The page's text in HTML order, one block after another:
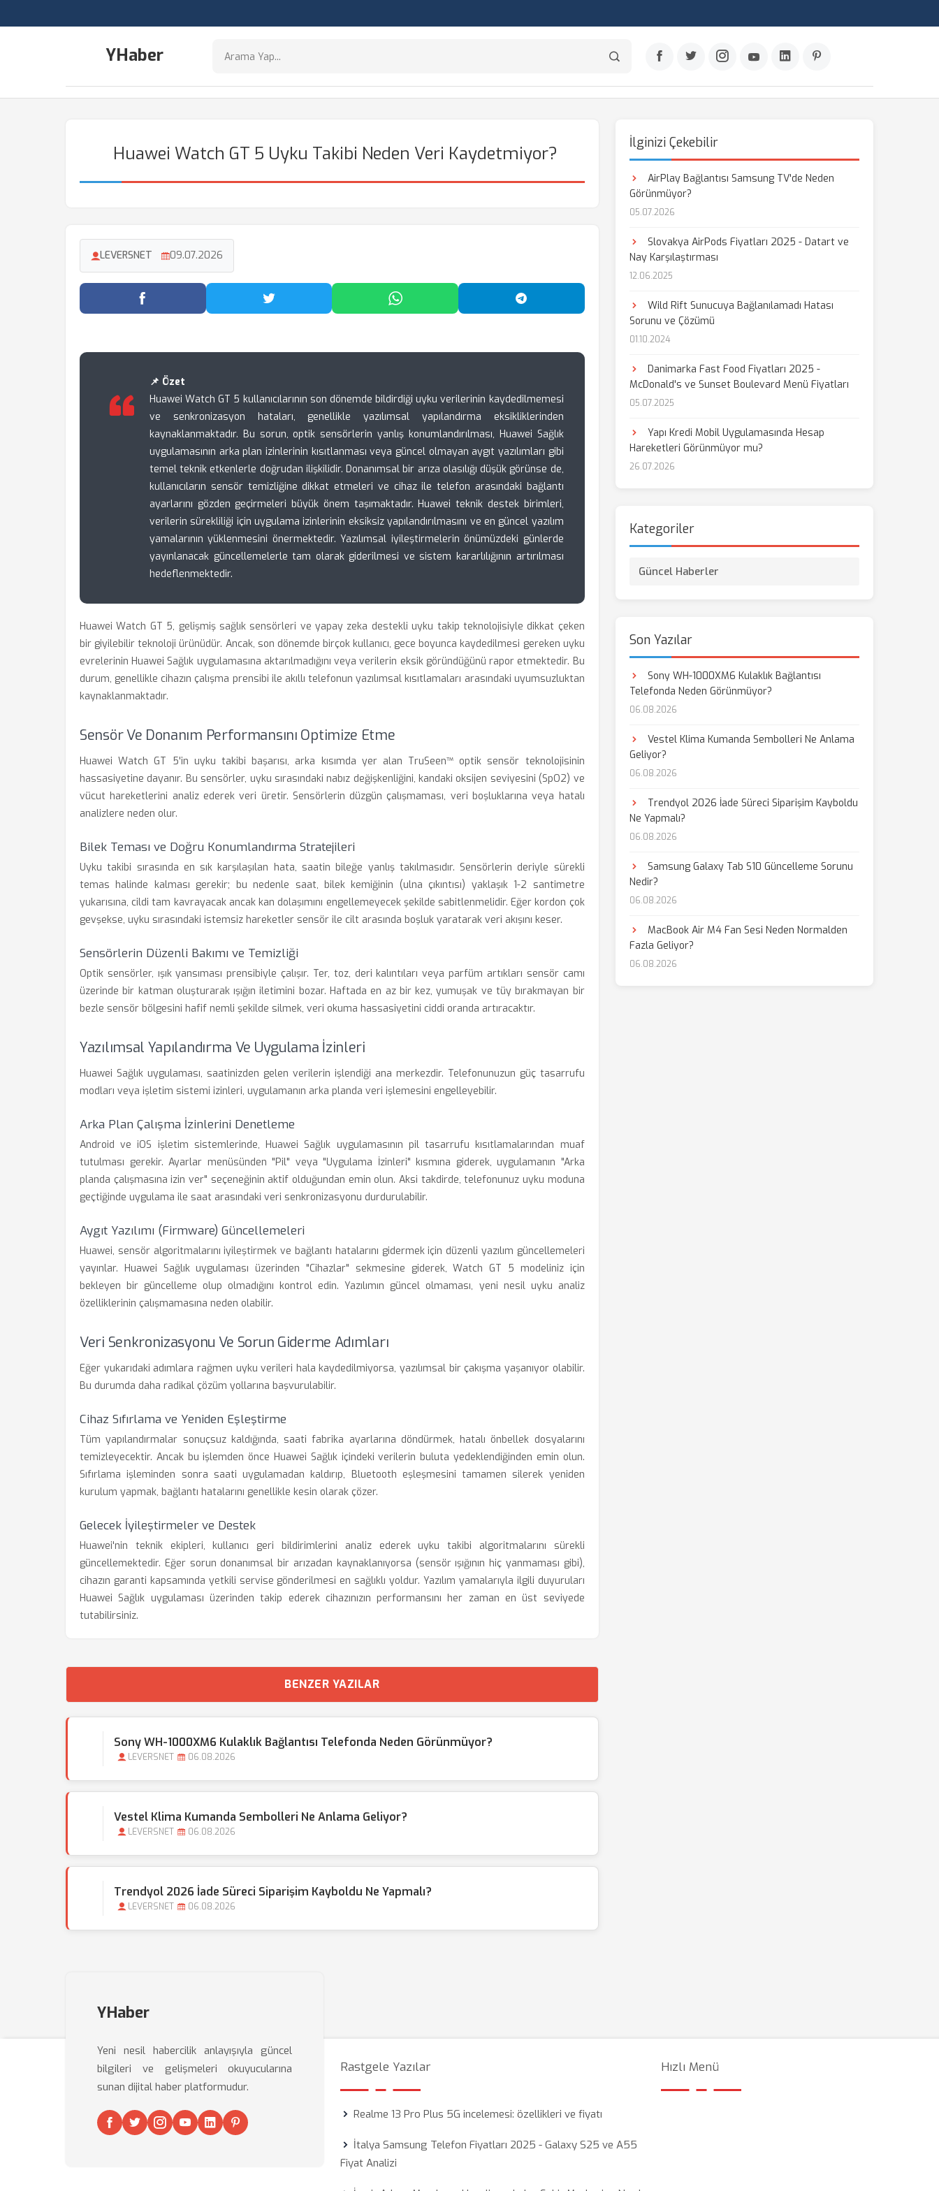
YHaber
Huawei Watch GT 5 Uyku Takibi Neden Veri Kaydetmiyor?
LEVERSNET 09.07.2026
Facebook'ta Paylaş Twitter'da Paylaş WhatsApp'ta Paylaş Telegram'da Paylaş
📌 Özet
Huawei Watch GT 5 kullanıcılarının son dönemde bildirdiği uyku verilerinin kaydedilmemesi
ve senkronizasyon hataları, genellikle yazılımsal yapılandırma eksikliklerinden
kaynaklanmaktadır. Bu sorun, optik sensörlerin yanlış konumlandırılması, Huawei Sağlık
uygulamasının arka plan izinlerinin kısıtlanması veya güncel olmayan aygıt yazılımları gibi
temel teknik etkenlerle doğrudan ilişkilidir. Donanımsal bir arıza olasılığı düşük görünse de,
kullanıcıların sensör temizliğine dikkat etmeleri ve cihaz ile telefon arasındaki bağlantı
ayarlarını gözden geçirmeleri büyük önem taşımaktadır. Huawei teknik destek birimleri,
verilerin sürekliliği için uygulama izinlerinin eksiksiz yapılandırılmasını ve en güncel yazılım
yamalarının yüklenmesini önermektedir. Yazılımsal iyileştirmelerin önümüzdeki günlerde
yayınlanacak güncellemelerle tam olarak giderilmesi ve sistem kararlılığının artırılması
hedeflenmektedir.
Huawei Watch GT 5, gelişmiş sağlık sensörleri ve yapay zeka destekli uyku takip teknolojisiyle dikkat çeken
bir giyilebilir teknoloji ürünüdür. Ancak, son dönemde birçok kullanıcı, gece boyunca kaydedilmesi gereken uyku
evrelerinin Huawei Sağlık uygulamasına aktarılmadığını veya verilerin eksik göründüğünü rapor etmektedir. Bu
durum, genellikle cihazın çalışma prensibi ile akıllı telefonun yazılımsal kısıtlamaları arasındaki uyumsuzluktan
kaynaklanmaktadır.
Sensör Ve Donanım Performansını Optimize Etme
Huawei Watch GT 5'in uyku takibi başarısı, arka kısımda yer alan TruSeen™ optik sensör teknolojisinin
hassasiyetine dayanır. Bu sensörler, uyku sırasındaki nabız değişkenliğini, kandaki oksijen seviyesini (SpO2) ve
vücut hareketlerini analiz ederek veri üretir. Sensörlerin düzgün çalışmaması, veri boşluklarına veya hatalı
analizlere neden olur.
Bilek Teması ve Doğru Konumlandırma Stratejileri
Uyku takibi sırasında en sık karşılaşılan hata, saatin bileğe yanlış takılmasıdır. Sensörlerin deriyle sürekli
temas halinde kalması gerekir; bu nedenle saat, bilek kemiğinin (ulna çıkıntısı) yaklaşık 1-2 santimetre
yukarısına, cildi tam kavrayacak ancak kan dolaşımını engellemeyecek şekilde sabitlenmelidir. Eğer kordon çok
gevşekse, uyku sırasındaki istemsiz hareketler sensör ile cilt arasında boşluk yaratarak veri akışını keser.
Sensörlerin Düzenli Bakımı ve Temizliği
Optik sensörler, ışık yansıması prensibiyle çalışır. Ter, toz, deri kalıntıları veya parfüm artıkları sensör camı
üzerinde bir katman oluşturarak ışığın iletimini bozar. Haftada en az bir kez, yumuşak ve tüy bırakmayan bir
bezle sensör bölgesini hafif nemli şekilde silmek, veri okuma hassasiyetini ciddi oranda artıracaktır.
Yazılımsal Yapılandırma Ve Uygulama İzinleri
Huawei Sağlık uygulaması, saatinizden gelen verilerin işlendiği ana merkezdir. Telefonunuzun güç tasarrufu
modları veya işletim sistemi izinleri, uygulamanın arka planda veri işlemesini engelleyebilir.
Arka Plan Çalışma İzinlerini Denetleme
Android ve iOS işletim sistemlerinde, Huawei Sağlık uygulamasının pil tasarrufu kısıtlamalarından muaf
tutulması gerekir. Ayarlar menüsünden "Pil" veya "Uygulama İzinleri" kısmına giderek, uygulamanın "Arka
planda çalışmasına izin ver" seçeneğinin aktif olduğundan emin olun. Aksi takdirde, telefonunuz uyku moduna
geçtiğinde uygulama ile saat arasındaki veri senkronizasyonu durdurulabilir.
Aygıt Yazılımı (Firmware) Güncellemeleri
Huawei, sensör algoritmalarını iyileştirmek ve bağlantı hatalarını gidermek için düzenli yazılım güncellemeleri
yayınlar. Huawei Sağlık uygulaması üzerinden "Cihazlar" sekmesine giderek, Watch GT 5 modeliniz için
bekleyen bir güncelleme olup olmadığını kontrol edin. Yazılımın güncel olmaması, yeni nesil uyku analiz
özelliklerinin çalışmamasına neden olabilir.
Veri Senkronizasyonu Ve Sorun Giderme Adımları
Eğer yukarıdaki adımlara rağmen uyku verileri hala kaydedilmiyorsa, yazılımsal bir çakışma yaşanıyor olabilir.
Bu durumda daha radikal çözüm yollarına başvurulabilir.
Cihaz Sıfırlama ve Yeniden Eşleştirme
Tüm yapılandırmalar sonuçsuz kaldığında, saati fabrika ayarlarına döndürmek, hatalı önbellek dosyalarını
temizleyecektir. Ancak bu işlemden önce Huawei Sağlık içindeki verilerin buluta yedeklendiğinden emin olun.
Sıfırlama işleminden sonra saati uygulamadan kaldırıp, Bluetooth eşleşmesini tamamen silerek yeniden
kurulum yapmak, bağlantı hatalarını genellikle kesin olarak çözer.
Gelecek İyileştirmeler ve Destek
Huawei'nin teknik ekipleri, kullanıcı geri bildirimlerini analiz ederek uyku takibi algoritmalarını sürekli
güncellemektedir. Eğer sorun donanımsal bir arızadan kaynaklanıyorsa (sensör ışığının hiç yanmaması gibi),
cihazın garanti kapsamında yetkili servise gönderilmesi en sağlıklı yoldur. Yazılım yamalarıyla ilgili duyuruları
Huawei Sağlık uygulaması üzerinden takip ederek cihazınızın performansını her zaman en üst seviyede
tutabilirsiniz.
BENZER YAZILAR
Sony WH-1000XM6 Kulaklık Bağlantısı Telefonda Neden Görünmüyor?
LEVERSNET 06.08.2026
Vestel Klima Kumanda Sembolleri Ne Anlama Geliyor?
LEVERSNET 06.08.2026
Trendyol 2026 İade Süreci Siparişim Kayboldu Ne Yapmalı?
LEVERSNET 06.08.2026
İlginizi Çekebilir
AirPlay Bağlantısı Samsung TV'de Neden
Görünmüyor?
05.07.2026
Slovakya AirPods Fiyatları 2025 - Datart ve
Nay Karşılaştırması
12.06.2025
Wild Rift Sunucuya Bağlanılamadı Hatası
Sorunu ve Çözümü
01.10.2024
Danimarka Fast Food Fiyatları 2025 -
McDonald's ve Sunset Boulevard Menü Fiyatları
05.07.2025
Yapı Kredi Mobil Uygulamasında Hesap
Hareketleri Görünmüyor mu?
26.07.2026
Kategoriler
Güncel Haberler
Son Yazılar
Sony WH-1000XM6 Kulaklık Bağlantısı
Telefonda Neden Görünmüyor?
06.08.2026
Vestel Klima Kumanda Sembolleri Ne Anlama
Geliyor?
06.08.2026
Trendyol 2026 İade Süreci Siparişim Kayboldu
Ne Yapmalı?
06.08.2026
Samsung Galaxy Tab S10 Güncelleme Sorunu
Nedir?
06.08.2026
MacBook Air M4 Fan Sesi Neden Normalden
Fazla Geliyor?
06.08.2026
YHaber
Yeni nesil habercilik anlayışıyla güncel
bilgileri ve gelişmeleri okuyucularına
sunan dijital haber platformudur.
Rastgele Yazılar
Realme 13 Pro Plus 5G incelemesi: özellikleri ve fiyatı
İtalya Samsung Telefon Fiyatları 2025 - Galaxy S25 ve A55
Fiyat Analizi
Hızlı Menü